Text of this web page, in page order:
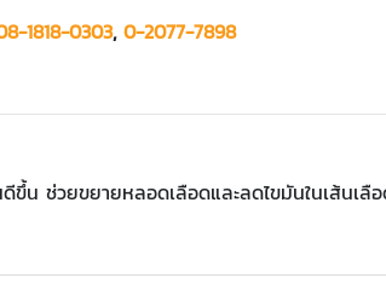
1818-0303, 0-2077-7898
น ช่วยขยายหลอดเลือดและลดไขมันในเส้นเ